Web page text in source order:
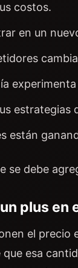
costos.
en un
estrategias
están
se debe
plus en
el precio
esa